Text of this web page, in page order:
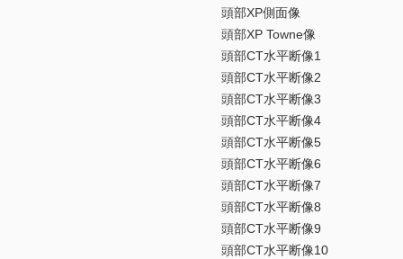
頭部XP側面像
頭部XP Towne像
頭部CT水平断像1
頭部CT水平断像2
頭部CT水平断像3
頭部CT水平断像4
頭部CT水平断像5
頭部CT水平断像6
頭部CT水平断像7
頭部CT水平断像8
頭部CT水平断像9
頭部CT水平断像10